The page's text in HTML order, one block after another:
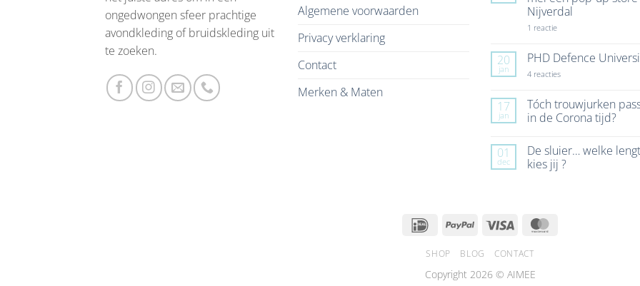
ongedwongen sfeer prachtige
avondkleding of bruidskleding uit
te zoeken.
Algemene voorwaarden
Privacy verklaring
Contact
Merken & Maten
Nijverdal
1 reactieop
Vanaf
7
mei
up
store
in
20
jan
PHD Defence
4 reactiesop
University
17
jan
Tóch trouwjurken
in de Corona tijd?
op
Tóch
trouwjurken
01
dec
De sluier… welke
kies jij ?
welke
lengte
jij
IDeal PayPal Visa
SHOP BLOG CONTACT
Copyright 2026 © AIMEE